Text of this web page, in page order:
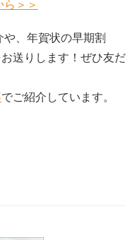
＞＞
、年賀状の早期割
送りします！ぜひ友だ
でご紹介しています。